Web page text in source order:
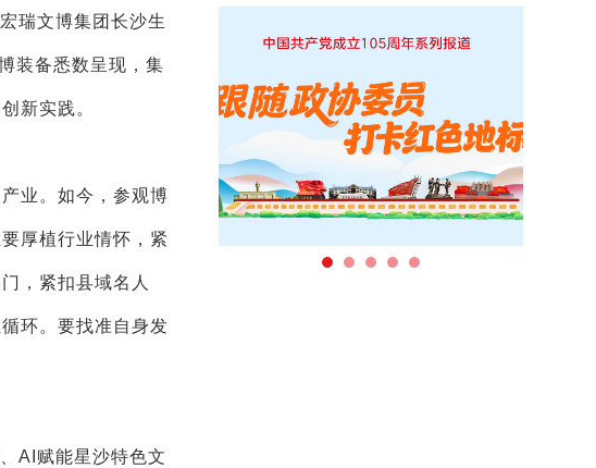
瑞文博集团长沙生
装备悉数呈现，集
新实践。
业。如今，参观博
厚植行业情怀，紧
，紧扣县域名人
环。要找准自身发
AI赋能星沙特色文